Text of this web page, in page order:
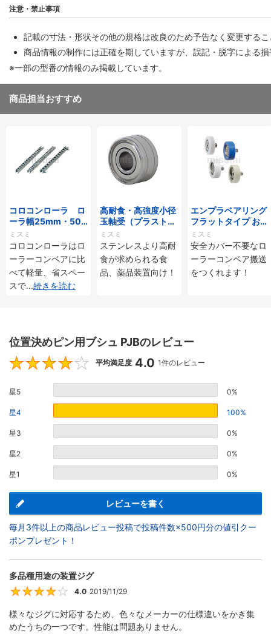
注意・禁止事項
記載の寸法・形状その他の規格は改良のため予告なく変更する
商品情報の制作には正確を期していますが、誤記・脱字による
※一部の型番の情報のみ掲載しています。
商品担当おすすめ
コロコンローラ ロ
ーラ幅25mm・50
mmタイプ
ミスミ
コロコンローラはロ
ーラーコンベアに比
べて軽量、省スペー
スで...続きを読む
高耐食・高強度小径
玉軸受（プラストロ
ベアリング）
ミスミ
ステンレスより高耐
食が求められる食
品、薬品装置向け！
エンプラベアリング
フラットタイプ おね
じ付
ミスミ
安全カバー不要なロ
ーラーコンベア搬送
をつくれます！
位置決めピン用ブシュ PJBのレビュー
4
平均満足度 4.0 1件のレビュー
星5 0%
星4 100%
星3 0%
星2 0%
星1 0%
レビューを書く
毎月3件以上の商品レビュー投稿で投稿件数×500円分の値引クー
ポンプレゼント！
多品種用途の装置ジグ
4.0 2019/11/29
様々なジグに対応するため、色々なメーカーの仕様違いをかき集
めたうちの一つです。性能は問題ありません。